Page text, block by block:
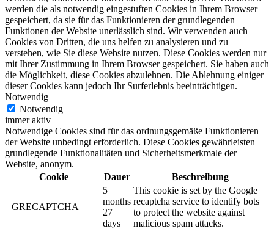
werden die als notwendig eingestuften Cookies in Ihrem Browser
gespeichert, da sie für das Funktionieren der grundlegenden
Funktionen der Website unerlässlich sind. Wir verwenden auch
Cookies von Dritten, die uns helfen zu analysieren und zu
verstehen, wie Sie diese Website nutzen. Diese Cookies werden nur
mit Ihrer Zustimmung in Ihrem Browser gespeichert. Sie haben auch
die Möglichkeit, diese Cookies abzulehnen. Die Ablehnung einiger
dieser Cookies kann jedoch Ihr Surferlebnis beeinträchtigen.
Notwendig
Notwendig
immer aktiv
Notwendige Cookies sind für das ordnungsgemäße Funktionieren
der Website unbedingt erforderlich. Diese Cookies gewährleisten
grundlegende Funktionalitäten und Sicherheitsmerkmale der
Website, anonym.
Cookie
Dauer Beschreibung
_GRECAPTCHA
5
months
27
days
This cookie is set by the Google
recaptcha service to identify bots
to protect the website against
malicious spam attacks.